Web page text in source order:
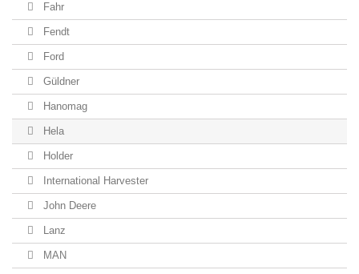
Fahr
Fendt
Ford
Güldner
Hanomag
Hela
Holder
International Harvester
John Deere
Lanz
MAN